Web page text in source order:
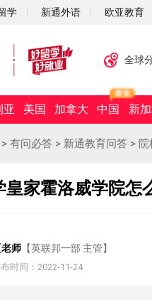
学 新通外语 欧亚教育
全球
亚 美国 加拿大 中国 新
> 有问必答 > 新通教育问答 > 院
皇家霍洛威学院怎
师 【英联邦一部 主管】
时间：2022-11-24